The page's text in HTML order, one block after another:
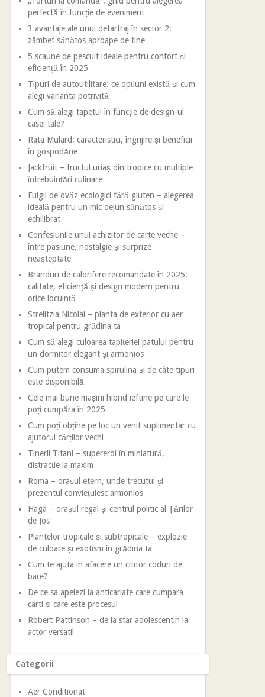
perfectă în funcție de eveniment
3 avantaje ale unui detartraj în sector 2:
zâmbet sănătos aproape de tine
5 scaune de pescuit ideale pentru confort și
eficiență în 2025
Tipuri de autoutilitare: ce opțiuni există și cum
alegi varianta potrivită
Cum să alegi tapetul în funcție de design-ul
casei tale?
Rata Mulard: caracteristici, îngrijire și beneficii
în gospodărie
Jackfruit – fructul uriaș din tropice cu multiple
întrebuințări culinare
Fulgii de ovăz ecologici fără gluten – alegerea
ideală pentru un mic dejun sănătos și
echilibrat
Confesiunile unui achizitor de carte veche –
între pasiune, nostalgie și surprize
neașteptate
Branduri de calorifere recomandate în 2025:
calitate, eficiență și design modern pentru
orice locuință
Strelitzia Nicolai – planta de exterior cu aer
tropical pentru grădina ta
Cum să alegi culoarea tapițeriei patului pentru
un dormitor elegant și armonios
Cum putem consuma spirulina și de câte tipuri
este disponibilă
Cele mai bune mașini hibrid ieftine pe care le
poți cumpăra în 2025
Cum poți obține pe loc un venit suplimentar cu
ajutorul cărților vechi
Tinerii Titani – supereroi în miniatură,
distracție la maxim
Roma – orașul etern, unde trecutul și
prezentul conviețuiesc armonios
Haga – orașul regal și centrul politic al Țărilor
de Jos
Plantelor tropicale și subtropicale – explozie
de culoare și exotism în grădina ta
Cum te ajuta in afacere un cititor coduri de
bare?
De ce sa apelezi la anticariate care cumpara
carti si care este procesul
Robert Pattinson – de la star adolescentin la
actor versatil
Categorii
Aer Conditionat